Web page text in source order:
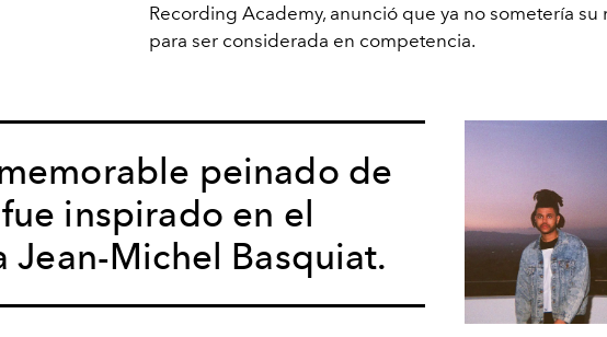
Recording Academy, anunció que ya no sometería su
para ser considerada en competencia.
peinado de
inspirado en el
Jean-Michel Basquiat.